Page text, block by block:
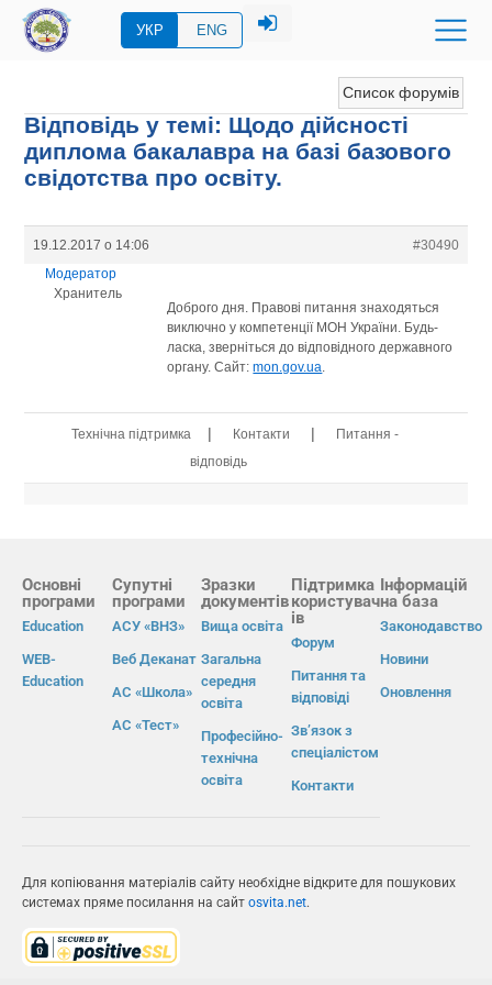
УКР ENG
Список форумів
Відповідь у темі: Щодо дійсності
диплома бакалавра на базі базового
свідотства про освіту.
19.12.2017 о 14:06
#30490
Модератор
Хранитель
Доброго дня. Правові питання знаходяться
виключно у компетенції МОН України. Будь-
ласка, зверніться до відповідного державного
органу. Сайт:mon.gov.ua
Технічна підтримка | Контакти |
Питання -
відповідь
Основні
програми
Education
WEB-
Education
Супутні
програми
АСУ «ВНЗ»
Веб Деканат
АС «Школа»
АС «Тест»
Зразки
документів
Вища освіта
Загальна
середня
освіта
Професійно-
технічна
освіта
Підтримка
користувач
ів
Форум
Питання та
відповіді
Зв’язок з
спеціалістом
Контакти
Інформацій
на база
Законодавство
Новини
Оновлення
Для копіювання матеріалів сайту необхідне відкрите для пошукових
системах пряме посилання на сайт osvita.net.